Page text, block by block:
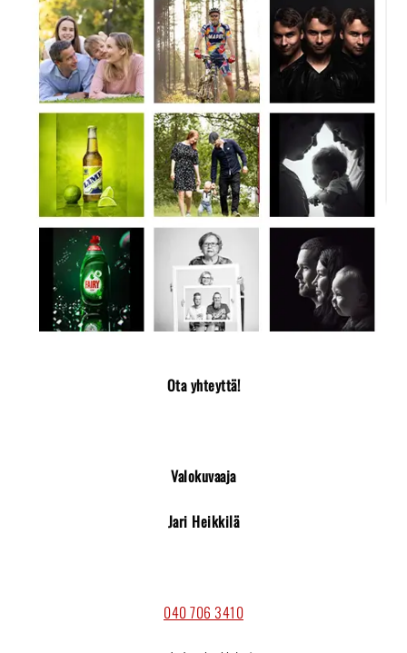
Ota yhteyttä!
Valokuvaaja
Jari Heikkilä
040 706 3410